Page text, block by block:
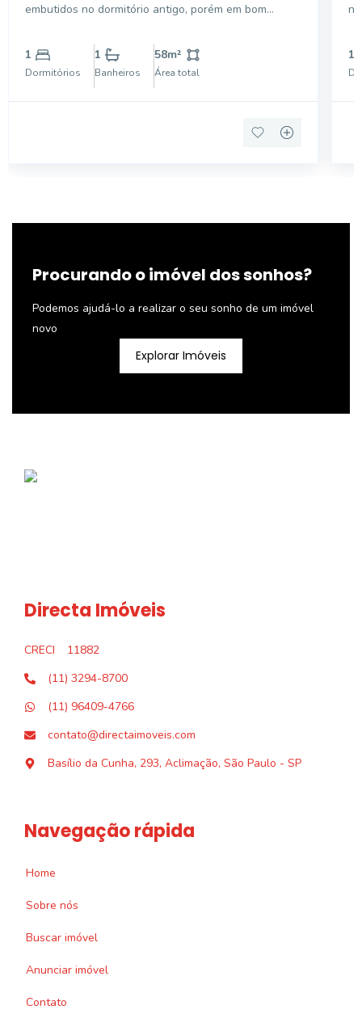
embutidos no dormitório antigo, porém em bom
1
Dormitórios
1
Banheiros
58m²
Área total
1
Procurando o imóvel dos sonhos?
Podemos ajudá-lo a realizar o seu sonho de um imóvel
novo
Explorar Imóveis
Directa Imóveis
CRECI
11882
(11) 3294-8700
(11) 96409-4766
contato@directaimoveis.com
Basílio da Cunha, 293, Aclimação, São Paulo - SP
Navegação rápida
Home
Sobre nós
Buscar imóvel
Anunciar imóvel
Contato